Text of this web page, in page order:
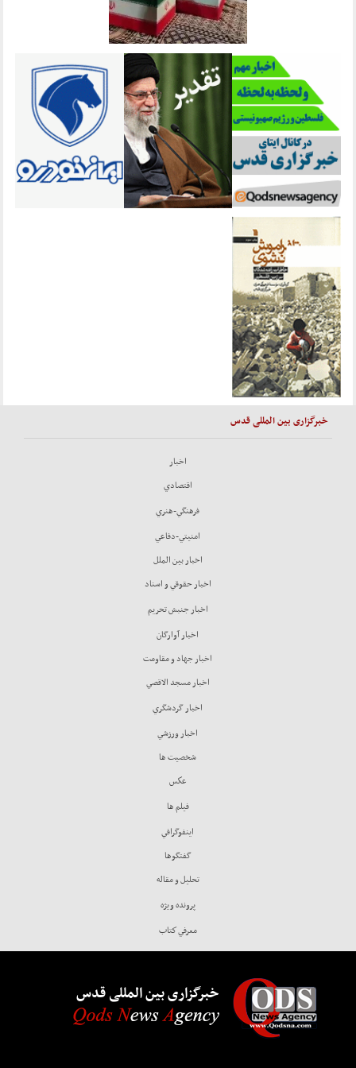
خبرگزاری بین المللی قدس
اخبار
اقتصادي
فرهنگي-هنري
امنيتي-دفاعي
اخبار بين الملل
اخبار حقوقي و اسناد
اخبار جنبش تحريم
اخبار آوارگان
اخبار جهاد و مقاومت
اخبار مسجد الاقصي
اخبار گردشگري
اخبار ورزشي
شخصيت ها
عكس
فيلم ها
اينفوگرافي
گفتگوها
تحليل و مقاله
پرونده ويژه
معرفي كتاب
خبرگزاری بین المللی قدس